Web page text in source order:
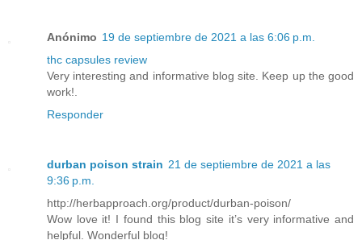
Anónimo 19 de septiembre de 2021 a las 6:06 p.m.
thc capsules review
Very interesting and informative blog site. Keep up the good
work!.
Responder
durban poison strain 21 de septiembre de 2021 a las
9:36 p.m.
http://herbapproach.org/product/durban-poison/
Wow love it! I found this blog site it’s very informative and
helpful. Wonderful blog!